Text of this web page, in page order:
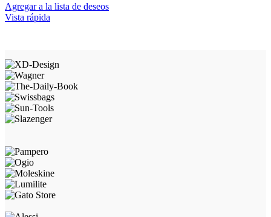
Agregar a la lista de deseos
Vista rápida